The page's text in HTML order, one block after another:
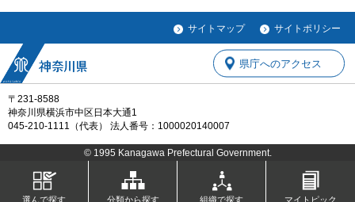
サイトマップ サイトポリシー
〒231-8588
神奈川県横浜市中区日本大通1
045-210-1111（代表） 法人番号：1000020140007
県庁へのアクセス
© 1995 Kanagawa Prefectural Government.
選んで探す 分類から探す 組織で探す マイトピック